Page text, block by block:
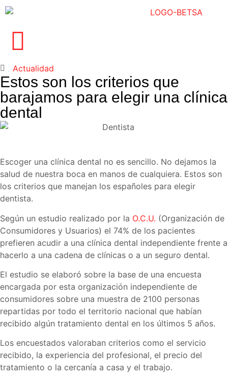
Actualidad
Estos son los criterios que
barajamos para elegir una clínica
dental
Escoger una clínica dental no es sencillo. No dejamos la
salud de nuestra boca en manos de cualquiera. Estos son
los criterios que manejan los españoles para elegir
dentista.
Según un estudio realizado por la O.C.U. (Organización de
Consumidores y Usuarios) el 74% de los pacientes
prefieren acudir a una clínica dental independiente frente a
hacerlo a una cadena de clínicas o a un seguro dental.
El estudio se elaboró sobre la base de una encuesta
encargada por esta organización independiente de
consumidores sobre una muestra de 2100 personas
repartidas por todo el territorio nacional que habían
recibido algún tratamiento dental en los últimos 5 años.
Los encuestados valoraban criterios como el servicio
recibido, la experiencia del profesional, el precio del
tratamiento o la cercanía a casa y el trabajo.